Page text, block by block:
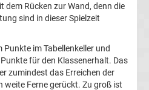
dem Rücken zur Wand, denn die
sind in dieser Spielzeit
im Tabellenkeller und
für den Klassenerhalt. Das
zumindest das Erreichen der
weite Ferne gerückt. Zu groß ist